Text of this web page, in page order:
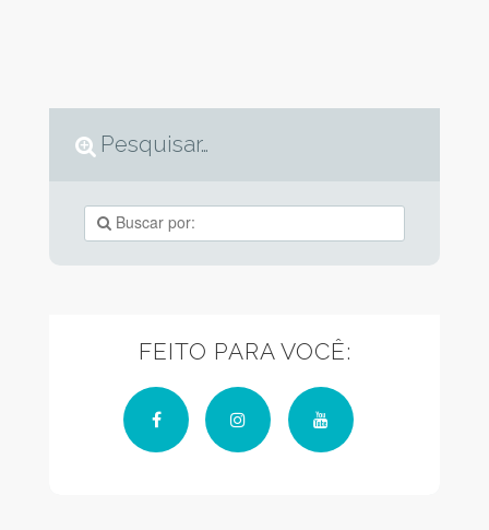
Pesquisar…
FEITO PARA VOCÊ: